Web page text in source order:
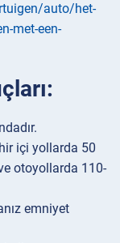
auto/het-
met-een-
içi yollarda 50
otoyollarda 110-
emniyet